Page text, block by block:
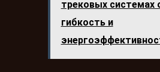
трековых системах
гибкость и